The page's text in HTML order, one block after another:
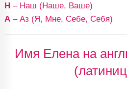
Н– Наш (Наше, Ваше)
А– Аз (Я, Мне, Себе, Себя)
Имя Елена на